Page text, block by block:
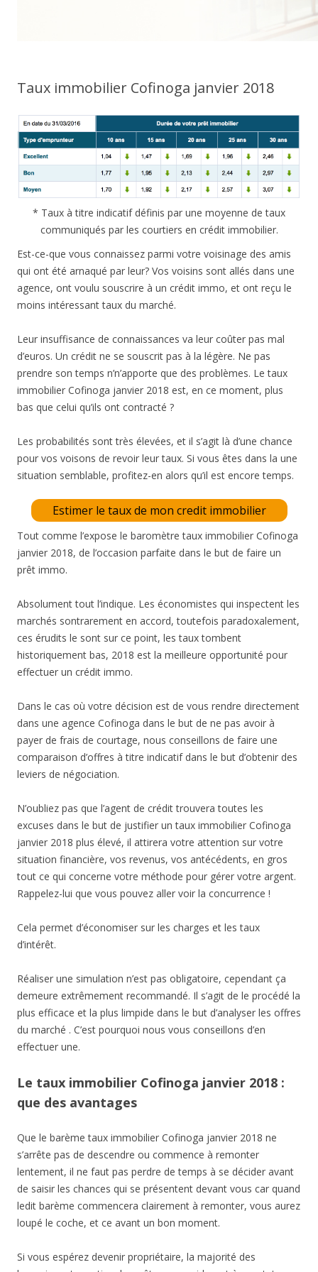
Taux immobilier Cofinoga janvier 2018
* Taux à titre indicatif définis par une moyenne de taux
communiqués par les courtiers en crédit immobilier.
Est-ce-que vous connaissez parmi votre voisinage des amis
qui ont été arnaqué par leur? Vos voisins sont allés dans une
agence, ont voulu souscrire à un crédit immo, et ont reçu le
moins intéressant taux du marché.
Leur insuffisance de connaissances va leur coûter pas mal
d’euros. Un crédit ne se souscrit pas à la légère. Ne pas
prendre son temps n’n’apporte que des problèmes. Le taux
immobilier Cofinoga janvier 2018 est, en ce moment, plus
bas que celui qu’ils ont contracté ?
Les probabilités sont très élevées, et il s’agit là d’une chance
pour vos voisons de revoir leur taux. Si vous êtes dans la une
situation semblable, profitez-en alors qu’il est encore temps.
Estimer le taux de mon credit immobilier
Tout comme l’expose le baromètre taux immobilier Cofinoga
janvier 2018, de l’occasion parfaite dans le but de faire un
prêt immo.
Absolument tout l’indique. Les économistes qui inspectent les
marchés sontrarement en accord, toutefois paradoxalement,
ces érudits le sont sur ce point, les taux tombent
historiquement bas, 2018 est la meilleure opportunité pour
effectuer un crédit immo.
Dans le cas où votre décision est de vous rendre directement
dans une agence Cofinoga dans le but de ne pas avoir à
payer de frais de courtage, nous conseillons de faire une
comparaison d’offres à titre indicatif dans le but d’obtenir des
leviers de négociation.
N’oubliez pas que l’agent de crédit trouvera toutes les
excuses dans le but de justifier un taux immobilier Cofinoga
janvier 2018 plus élevé, il attirera votre attention sur votre
situation financière, vos revenus, vos antécédents, en gros
tout ce qui concerne votre méthode pour gérer votre argent.
Rappelez-lui que vous pouvez aller voir la concurrence !
Cela permet d’économiser sur les charges et les taux
d’intérêt.
Réaliser une simulation n’est pas obligatoire, cependant ça
demeure extrêmement recommandé. Il s’agit de le procédé la
plus efficace et la plus limpide dans le but d’analyser les offres
du marché . C’est pourquoi nous vous conseillons d’en
effectuer une.
Le taux immobilier Cofinoga janvier 2018 :
que des avantages
Que le barème taux immobilier Cofinoga janvier 2018 ne
s’arrête pas de descendre ou commence à remonter
lentement, il ne faut pas perdre de temps à se décider avant
de saisir les chances qui se présentent devant vous car quand
ledit barème commencera clairement à remonter, vous aurez
loupé le coche, et ce avant un bon moment.
Si vous espérez devenir propriétaire, la majorité des